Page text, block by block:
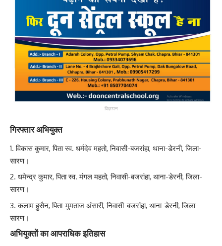
विज्ञापन
गिरफ्तार अभियुक्त
विकास कुमार, पिता स्व. धर्मदेव महतो, निवासी-बजरांहा, थाना-डेरनी, जिला-
सारण।
धमेन्द्र कुमार, पिता स्व. मंगल महतो, निवासी-बजरांहा, थाना-डेरनी, जिला-
सारण।
कलाम हुसैन, पिता-मुमताज अंसारी, निवासी-बजरांहा, थाना-डेरनी, जिला-
सारण।
अभियुक्तों का आपराधिक इतिहास